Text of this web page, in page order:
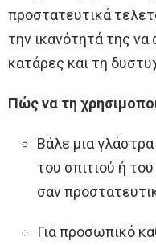
προστατευτικά
την ικανότητά της να
κατάρες και τη
Πώς να τη
Βάλε μια
του σπιτιού ή
σαν
Για προσωπικό